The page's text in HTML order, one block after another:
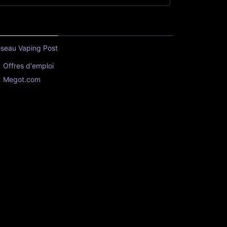
Vaping Post
Offres d'emploi
Megot.com